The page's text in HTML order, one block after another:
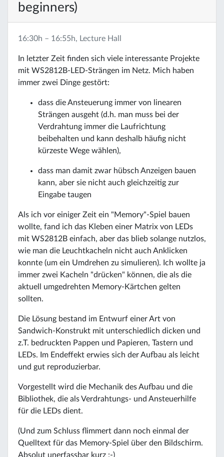
beginners)
16:30h – 16:55h, Lecture Hall
In letzter Zeit finden sich viele interessante Projekte
mit WS2812B-LED-Strängen im Netz. Mich haben
immer zwei Dinge gestört:
dass die Ansteuerung immer von linearen
Strängen ausgeht (d.h. man muss bei der
Verdrahtung immer die Laufrichtung
beibehalten und kann deshalb häufig nicht
kürzeste Wege wählen),
dass man damit zwar hübsch Anzeigen bauen
kann, aber sie nicht auch gleichzeitig zur
Eingabe taugen
Als ich vor einiger Zeit ein "Memory"-Spiel bauen
wollte, fand ich das Kleben einer Matrix von LEDs
mit WS2812B einfach, aber das blieb solange nutzlos,
wie man die Leuchtkacheln nicht auch Anklicken
konnte (um ein Umdrehen zu simulieren). Ich wollte ja
immer zwei Kacheln "drücken" können, die als die
aktuell umgedrehten Memory-Kärtchen gelten
sollten.
Die Lösung bestand im Entwurf einer Art von
Sandwich-Konstrukt mit unterschiedlich dicken und
z.T. bedruckten Pappen und Papieren, Tastern und
LEDs. Im Endeffekt erwies sich der Aufbau als leicht
und gut reproduzierbar.
Vorgestellt wird die Mechanik des Aufbau und die
Bibliothek, die als Verdrahtungs- und Ansteuerhilfe
für die LEDs dient.
(Und zum Schluss flimmert dann noch einmal der
Quelltext für das Memory-Spiel über den Bildschirm.
Absolut unerfassbar kurz :-)